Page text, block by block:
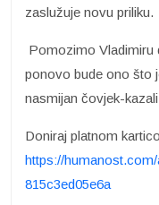
zaslužuje novu priliku.
Pomozimo Vladimiru
ponovo bude ono što
nasmijan čovjek-
Doniraj platnom
https://
815c3ed05e6a